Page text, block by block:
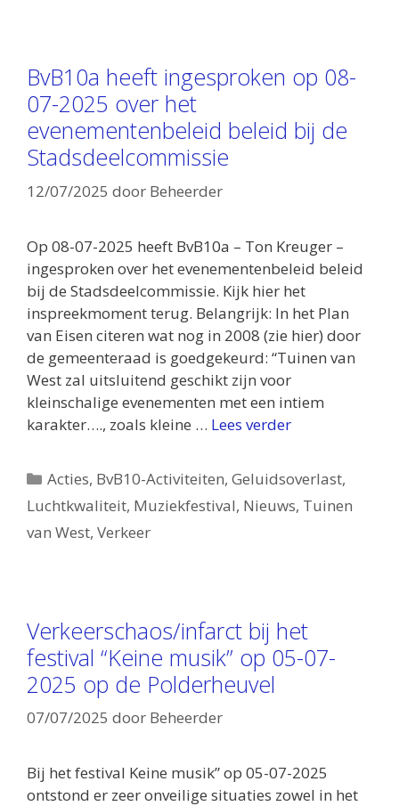
BvB10a heeft ingesproken op 08-
07-2025 over het
evenementenbeleid beleid bij de
Stadsdeelcommissie
12/07/2025 door Beheerder
Op 08-07-2025 heeft BvB10a – Ton Kreuger –
ingesproken over het evenementenbeleid beleid
bij de Stadsdeelcommissie. Kijk hier het
inspreekmoment terug. Belangrijk: In het Plan
van Eisen citeren wat nog in 2008 (zie hier) door
de gemeenteraad is goedgekeurd: “Tuinen van
West zal uitsluitend geschikt zijn voor
kleinschalige evenementen met een intiem
karakter…., zoals kleine … Lees verder
Categorieën
Acties, BvB10-Activiteiten,Geluidsoverlast,
Luchtkwaliteit, Muziekfestival, Nieuws, Tuinen
van West, Verkeer
Verkeerschaos/infarct bij het
festival “Keine musik” op 05-07-
2025 op de Polderheuvel
07/07/2025 door Beheerder
Bij het festival Keine musik” op 05-07-2025
ontstond er zeer onveilige situaties zowel in het